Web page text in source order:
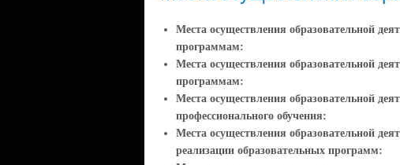
Места осуществления образовательной
программам:
Места осуществления образовательной
программам:
Места осуществления образовательной
профессионального обучения:
Места осуществления образовательной
реализации образовательных программ: